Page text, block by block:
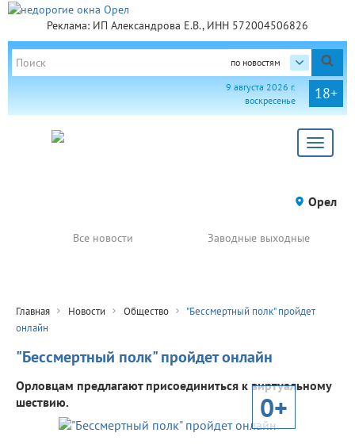
Реклама: ИП Александрова Е.В., ИНН 572004506826
по новостям
18+
9 августа 2026 г.
воскресенье
Toggle
Орел
Все новости Заводные выходные
Главная Новости Общество
"Бессмертный полк" пройдет
онлайн
"Бессмертный полк" пройдет онлайн
Орловцам предлагают присоединиться к виртуальному
шествию.
0+